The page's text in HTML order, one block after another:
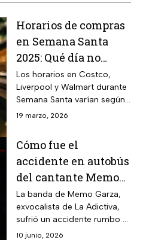
Horarios de compras
en Semana Santa
2025: Qué día no
abren Costco,
Liverpool y Walmart
Los horarios en Costco,
Liverpool y Walmart durante
Semana Santa varían según
el día, por lo que es
viernes.
19 marzo, 2026
Cómo fue el
accidente en autobús
del cantante Memo
Garza, exvocalista de
La Adictiva: Hay una
estafa
La banda de Memo Garza,
exvocalista de La Adictiva,
sufrió un accidente rumbo a
Durango; el cantante alerta
10 junio, 2026